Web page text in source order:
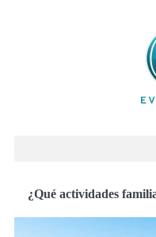
¿Qué actividades